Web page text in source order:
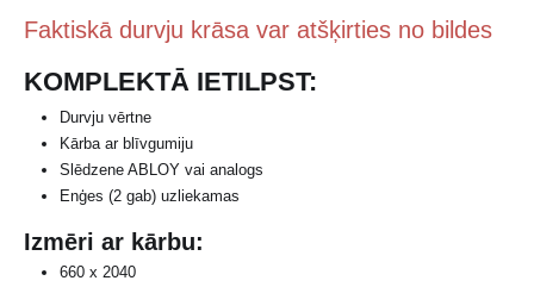
Faktiskā durvju krāsa var atšķirties no bildes
KOMPLEKTĀ IETILPST:
Durvju vērtne
Kārba ar blīvgumiju
Slēdzene ABLOY vai analogs
Enģes (2 gab) uzliekamas
Izmēri ar kārbu:
660 x 2040